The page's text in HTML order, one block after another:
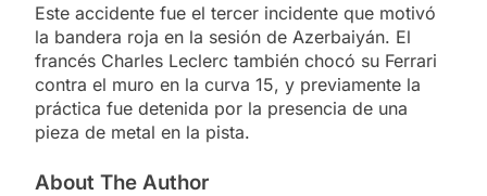
Este accidente fue el tercer incidente que motivó
la bandera roja en la sesión de Azerbaiyán. El
francés Charles Leclerc también chocó su Ferrari
contra el muro en la curva 15, y previamente la
práctica fue detenida por la presencia de una
pieza de metal en la pista.
About The Author